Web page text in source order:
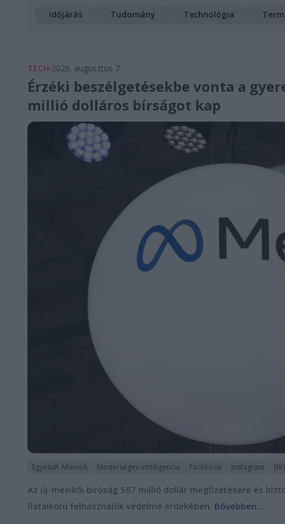
Időjárás
Tudomány Technológia
TECH 2026. augusztus 7.
Érzéki beszélgetésekbe vonta a
millió dolláros bírságot kap
Egyesült Államok Mesterséges intelligencia Facebook Instagram
Az új-mexikói bíróság 567 millió dollár megfizetésére és
fiatalkorú felhasználók védelme érdekében. Bővebben...